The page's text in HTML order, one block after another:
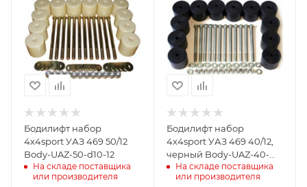
Бодилифт набор
4x4sport УАЗ 469 50/12
Body-UAZ-50-d10-12
На складе поставщика
или производителя
Бодилифт набор
4x4sport УАЗ 469 40/12,
черный Body-UAZ-40-
d10-12BL
На складе поставщика
или производителя